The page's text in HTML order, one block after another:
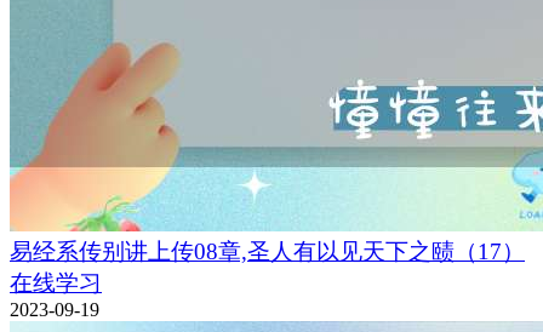
易经系传别讲上传08章,圣人有以见天下之赜（17）
在线学习
2023-09-19